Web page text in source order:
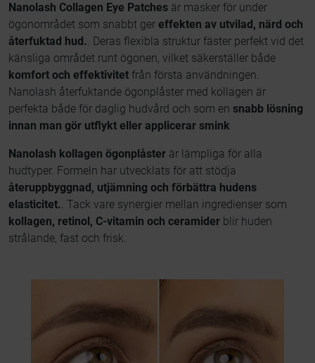
Nanolash Collagen Eye Patches är masker för under
ögonområdet som snabbt ger effekten av utvilad, närd och
återfuktad hud.. Deras flexibla struktur fäster perfekt vid det
känsliga området runt ögonen, vilket säkerställer både
komfort och effektivitet från första användningen.
Nanolash återfuktande ögonplåster med kollagen är
perfekta både för daglig hudvård och som en snabb lösning
innan man gör utflykt eller applicerar smink
Nanolash kollagen ögonplåster är lämpliga för alla
hudtyper. Formeln har utvecklats för att stödja
återuppbyggnad, utjämning och förbättra hudens
elasticitet.. Tack vare synergier mellan ingredienser som
kollagen, retinol, C-vitamin och ceramider blir huden
strålande, fast och frisk.